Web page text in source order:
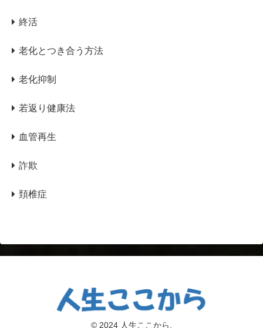
終活
老化とつき合う方法
老化抑制
若返り健康法
血管再生
詐欺
頚椎症
© 2024 人生ここから.